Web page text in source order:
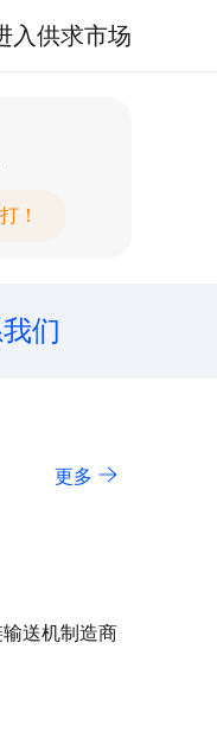
入供求市场
！
们
更多
送机制造商